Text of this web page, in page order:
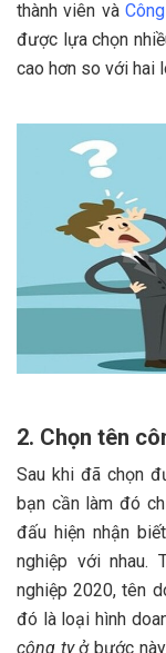
thành viên và
được lựa chọn
cao hơn so với hai
2. Chọn tên
Sau khi đã chọn
bạn cần làm đó
đấu hiện nhận
nghiệp với nhau.
nghiệp 2020, tên
đó là loại hình
công tyở bước